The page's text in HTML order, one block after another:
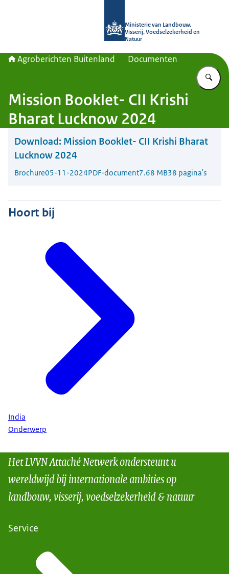
Ministerie van Landbouw,
Visserij, Voedselzekerheid en
Natuur
Agroberichten Buitenland Documenten
Mission Booklet- CII Krishi
Bharat Lucknow 2024
Download: Mission Booklet- CII Krishi Bharat
Lucknow 2024
Brochure05-11-2024PDF-document7.68 MB38 pagina's
Hoort bij
India
Onderwerp
Het LVVN Attaché Netwerk ondersteunt u
wereldwijd bij internationale ambities op
landbouw, visserij, voedselzekerheid & natuur
Service